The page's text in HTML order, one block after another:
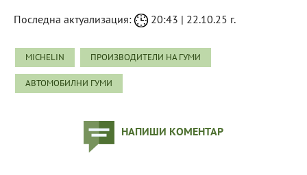
Последна актуализация: 20:43 | 22.10.25 г.
MICHELIN ПРОИЗВОДИТЕЛИ НА ГУМИ
АВТОМОБИЛНИ ГУМИ
НАПИШИ КОМЕНТАР